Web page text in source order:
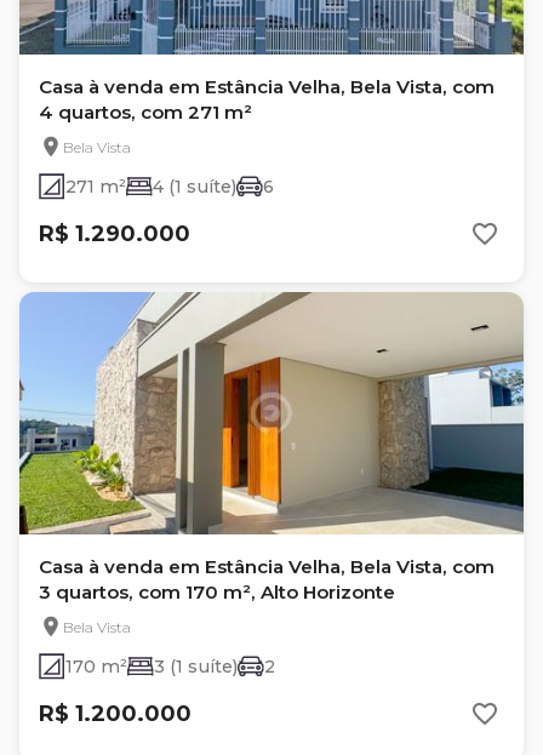
Casa à venda em Estância Velha, Bela Vista, com
4 quartos, com 271 m²
Bela Vista
271 m² 4 (1 suíte) 6
R$ 1.290.000
Casa à venda em Estância Velha, Bela Vista, com
3 quartos, com 170 m², Alto Horizonte
Bela Vista
170 m² 3 (1 suíte) 2
R$ 1.200.000